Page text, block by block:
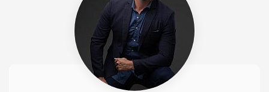
Agende uma visita agora mesmo e venha conhecer este lindo
Os valores estão sujeitos a alteração sem aviso prévio.
Características do Imóvel